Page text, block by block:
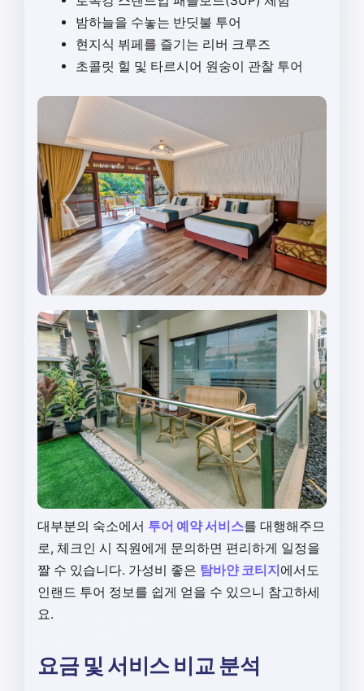
밤하늘을 수놓는 반딧불 투어
현지식 뷔페를 즐기는 리버 크루즈
초콜릿 힐 및 타르시어 원숭이 관찰 투어
대부분의 숙소에서 투어 예약 서비스를 대행해주므
로, 체크인 시 직원에게 문의하면 편리하게 일정을
짤 수 있습니다. 가성비 좋은 탐바얀 코티지 에서도
인랜드 투어 정보를 쉽게 얻을 수 있으니 참고하세
요.
요금 및 서비스 비교 분석